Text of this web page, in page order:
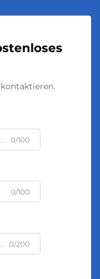
0/100
0/100
0/200